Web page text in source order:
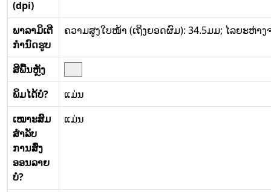
(dpi)
ພາລາມິເຕີ
ກໍານົດຮູບ
ຄວາມສູງໃບໜ້າ (ເຖິງຍອດຜົມ): 34.5ມມ; ໄລຍະຫ່າ
ສີພື້ນຫຼັງ
ພິມໄດ້ບໍ?
ແມ່ນ
ເໝາະສົມ
ສໍາລັບ
ການສົ່ງ
ອອນລາຍ
ບໍ?
ແມ່ນ